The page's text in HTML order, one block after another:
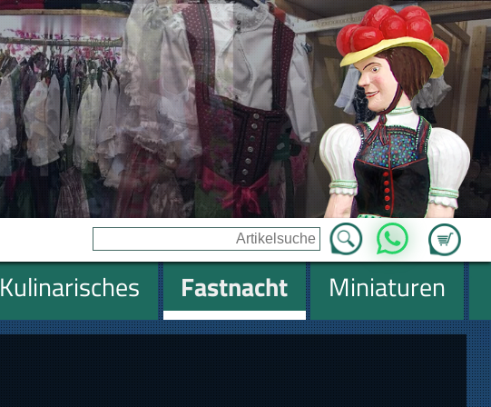
Zum
WhatsApp
Kulinarisches Fastnacht
Miniaturen